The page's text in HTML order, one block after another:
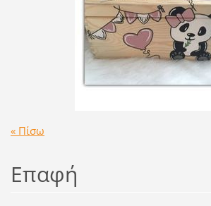
« Πίσω
Επαφή